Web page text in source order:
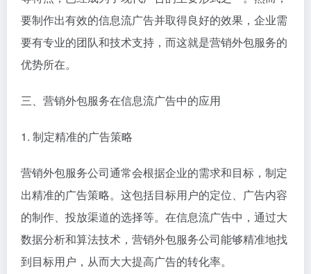
要制作出有效的信息流广告并取得良好的效果，企业需
要有专业的团队和技术支持，而这就是营销外包服务的
优势所在。
三、营销外包服务在信息流广告中的应用
1. 制定精准的广告策略
营销外包服务公司通常会根据企业的需求和目标，制定
出精准的广告策略。这包括目标用户的定位、广告内容
的制作、投放渠道的选择等。在信息流广告中，通过大
数据分析和算法技术，营销外包服务公司能够精准地找
到目标用户，从而大大提高广告的转化率。